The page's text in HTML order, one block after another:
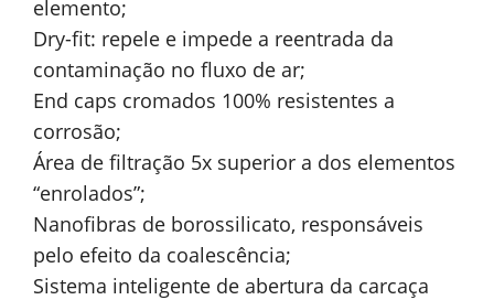
elemento;
Dry-fit: repele e impede a reentrada da
contaminação no fluxo de ar;
End caps cromados 100% resistentes a
corrosão;
Área de filtração 5x superior a dos elementos
“enrolados”;
Nanofibras de borossilicato, responsáveis
pelo efeito da coalescência;
Sistema inteligente de abertura da carcaça